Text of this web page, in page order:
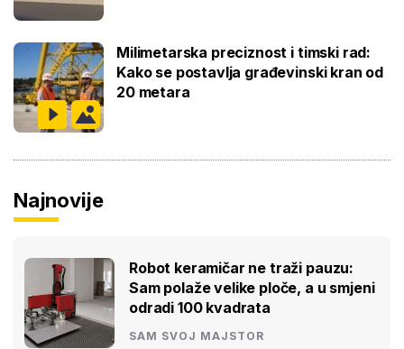
Milimetarska preciznost i timski rad:
Kako se postavlja građevinski kran od
20 metara
Najnovije
Robot keramičar ne traži pauzu:
Sam polaže velike ploče, a u smjeni
odradi 100 kvadrata
SAM SVOJ MAJSTOR